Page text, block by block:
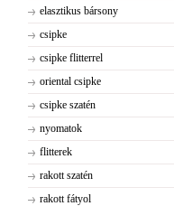
elasztikus bársony
csipke
csipke flitterrel
oriental csipke
csipke szatén
nyomatok
flitterek
rakott szatén
rakott fátyol